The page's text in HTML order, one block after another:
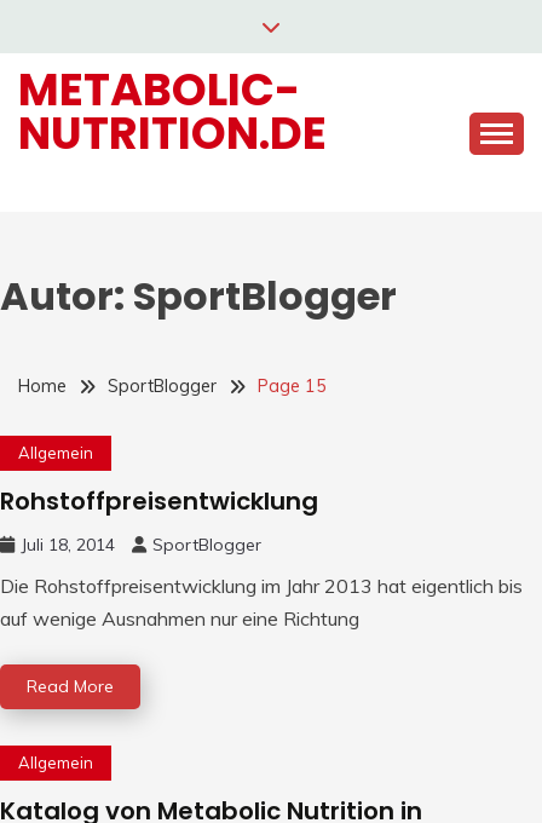
content
METABOLIC-
NUTRITION.DE
Autor: SportBlogger
Home SportBlogger Page 15
Allgemein
Rohstoffpreisentwicklung
Juli 18, 2014 SportBlogger
Die Rohstoffpreisentwicklung im Jahr 2013 hat eigentlich bis
auf wenige Ausnahmen nur eine Richtung
Read More
Allgemein
Katalog von Metabolic Nutrition in